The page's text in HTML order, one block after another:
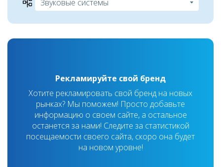
Рекламируйте свой бренд
Хотите рекламировать свой бренд на новых
рынках? Мы поможем! Просто добавьте
информацию о своем сайте, а остальное
останется за нами! Следите за статистикой
посещаемости своего сайта, скоро она будет
на новом уровне!